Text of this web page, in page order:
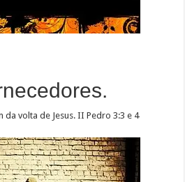
da volta de Jesus. II Pedro 3:3 e 4